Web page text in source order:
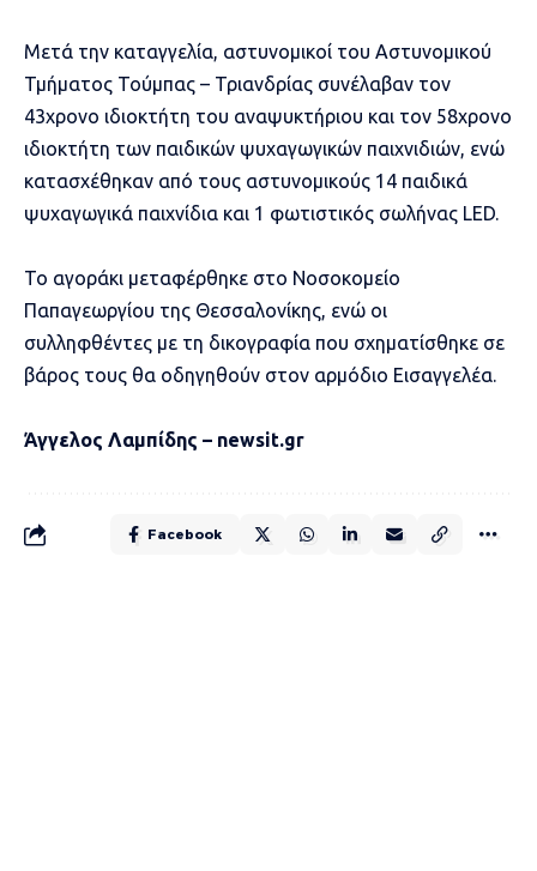
Μετά την καταγγελία, αστυνομικοί του Αστυνομικού
Τμήματος Τούμπας – Τριανδρίας συνέλαβαν τον
43χρονο ιδιοκτήτη του αναψυκτήριου και τον 58χρονο
ιδιοκτήτη των παιδικών ψυχαγωγικών παιχνιδιών, ενώ
κατασχέθηκαν από τους αστυνομικούς 14 παιδικά
ψυχαγωγικά παιχνίδια και 1 φωτιστικός σωλήνας LED.
Το αγοράκι μεταφέρθηκε στο Νοσοκομείο
Παπαγεωργίου της Θεσσαλονίκης, ενώ οι
συλληφθέντες με τη δικογραφία που σχηματίσθηκε σε
βάρος τους θα οδηγηθούν στον αρμόδιο Εισαγγελέα.
Άγγελος Λαμπίδης – newsit.gr
Facebook